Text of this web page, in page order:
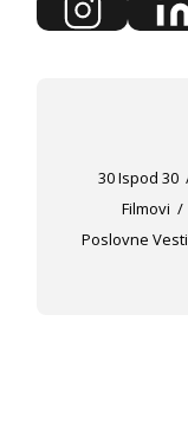
30 Ispod 30
Filmovi
Poslovne Vesti